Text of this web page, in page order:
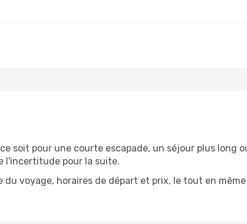
soit pour une courte escapade, un séjour plus long
l'incertitude pour la suite.
voyage, horaires de départ et prix, le tout en